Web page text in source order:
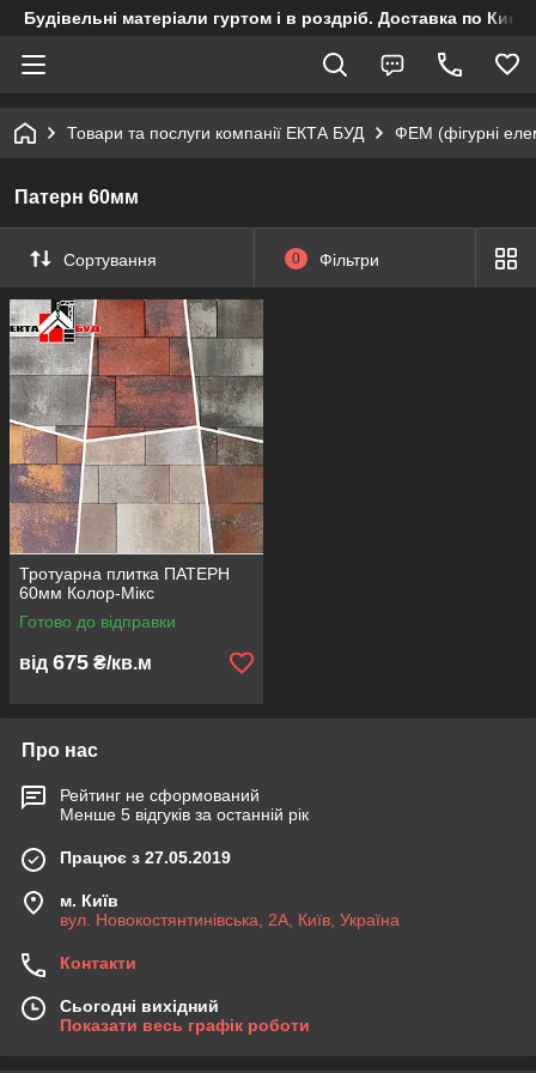
Будівельні матеріали гуртом і в роздріб. Доставка по
Товари та послуги компанії ЕКТА БУД ФЕМ (фігурні
Патерн 60мм
Сортування 0 Фільтри
Тротуарна плитка ПАТЕРН
60мм Колор-Мікс
Готово до відправки
від 675 ₴/кв.м
Про нас
Рейтинг не сформований
Менше 5 відгуків за останній рік
Працює з 27.05.2019
м. Київ
вул. Новокостянтинівська, 2А, Київ, Україна
Контакти
Сьогодні вихідний
Показати весь графік роботи